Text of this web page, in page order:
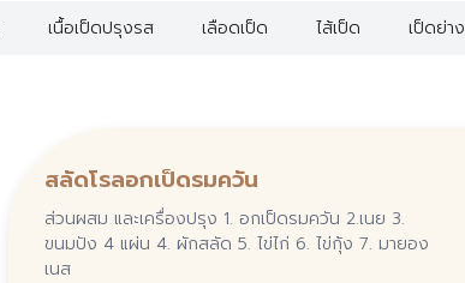
เนื้อเป็ดปรุงรส เลือดเป็ด ไส้เป็ด เป็ดย่าง
สลัดโรลอกเป็ดรมควัน
ส่วนผสม และเครื่องปรุง 1. อกเป็ดรมควัน 2.เนย 3.
ขนมปัง 4 แผ่น 4. ผักสลัด 5. ไข่ไก่ 6. ไข่กุ้ง 7. มายอง
เนส